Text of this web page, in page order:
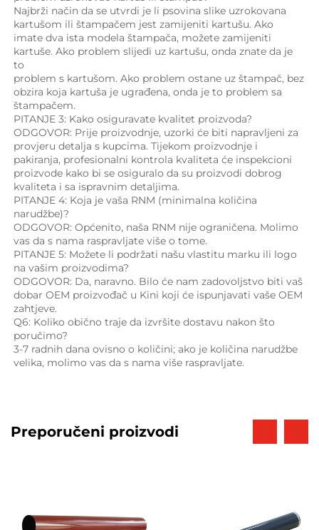
Najbrži način da se utvrdi je li psovina slike uzrokovana
kartušom ili štampačem jest zamijeniti kartušu. Ako
imate dva ista modela štampača, možete zamijeniti
kartuše. Ako problem slijedi uz kartušu, onda znate da je
to
problem s kartušom. Ako problem ostane uz štampač, bez
obzira koja kartuša je ugrađena, onda je to problem sa
štampačem.
PITANJE 3: Kako osiguravate kvalitet proizvoda?
ODGOVOR: Prije proizvodnje, uzorki će biti napravljeni za
provjeru detalja s kupcima. Tijekom proizvodnje i
pakiranja, profesionalni kontrola kvaliteta će inspekcioni
proizvode kako bi se osiguralo da su proizvodi dobrog
kvaliteta i sa ispravnim detaljima.
PITANJE 4: Koja je vaša RNM (minimalna količina
narudžbe)?
ODGOVOR: Općenito, naša RNM nije ograničena. Molimo
vas da s nama raspravljate više o tome.
PITANJE 5: Možete li podržati našu vlastitu marku ili logo
na vašim proizvodima?
ODGOVOR: Da, naravno. Bilo će nam zadovoljstvo biti vaš
dobar OEM proizvođač u Kini koji će ispunjavati vaše OEM
zahtjeve.
Q6: Koliko obično traje da izvršite dostavu nakon što
poručimo?
3-7 radnih dana ovisno o količini; ako je količina narudžbe
velika, molimo vas da s nama više raspravljate.
Preporučeni proizvodi